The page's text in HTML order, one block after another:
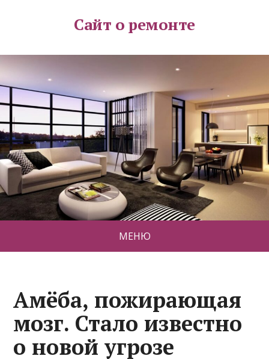
Сайт о ремонте
МЕНЮ
Амёба, пожирающая
мозг. Стало известно
о новой угрозе